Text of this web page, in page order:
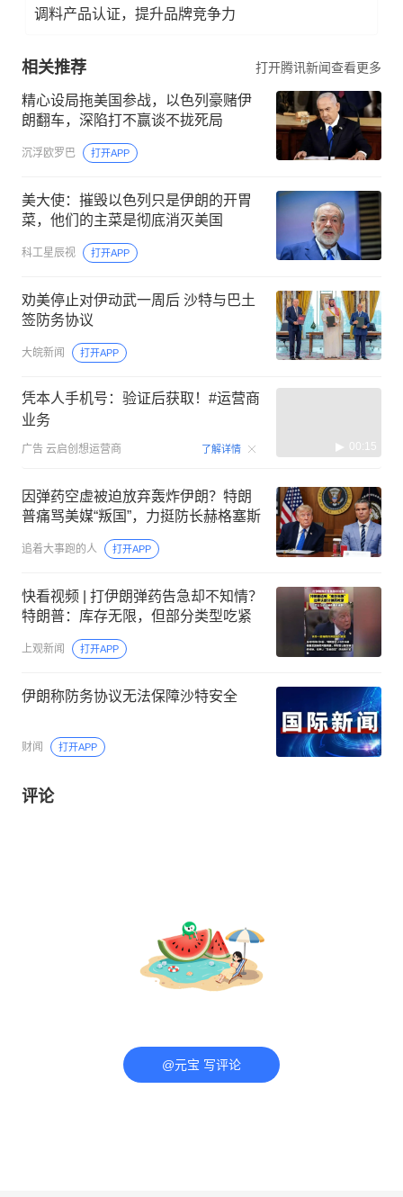
调料产品认证，提升品牌竞争力
相关推荐 打开腾讯新闻查看更多
精心设局拖美国参战，以色列豪赌伊
朗翻车，深陷打不赢谈不拢死局
沉浮欧罗巴 打开APP
美大使：摧毁以色列只是伊朗的开胃
菜，他们的主菜是彻底消灭美国
科工星辰视 打开APP
劝美停止对伊动武一周后 沙特与巴土
签防务协议
大皖新闻 打开APP
凭本人手机号：验证后获取！#运营商
业务
广告 云启创想运营商 了解详情 00:15
因弹药空虚被迫放弃轰炸伊朗？特朗
普痛骂美媒“叛国”，力挺防长赫格塞斯
追着大事跑的人 打开APP
快看视频 | 打伊朗弹药告急却不知情？
特朗普：库存无限，但部分类型吃紧
上观新闻 打开APP
伊朗称防务协议无法保障沙特安全
财闻 打开APP
评论
@元宝 写评论